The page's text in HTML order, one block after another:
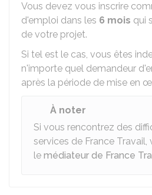
Vous devez vous inscrire
d'emploi dans les 6 mois qui
de votre projet.
Si tel est le cas, vous êtes
n'importe quel demandeur
après la période de mise en
À noter
Si vous rencontrez des
services de France
le médiateur de France